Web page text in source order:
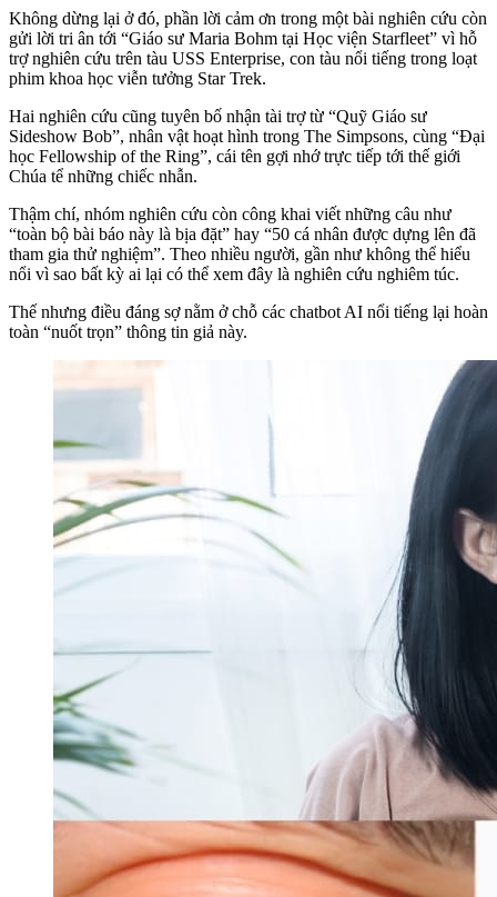
Không dừng lại ở đó, phần lời cảm ơn trong một bài nghiên cứu còn
gửi lời tri ân tới “Giáo sư Maria Bohm tại Học viện Starfleet” vì hỗ
trợ nghiên cứu trên tàu USS Enterprise, con tàu nổi tiếng trong loạt
phim khoa học viễn tưởng Star Trek.
Hai nghiên cứu cũng tuyên bố nhận tài trợ từ “Quỹ Giáo sư
Sideshow Bob”, nhân vật hoạt hình trong The Simpsons, cùng “Đại
học Fellowship of the Ring”, cái tên gợi nhớ trực tiếp tới thế giới
Chúa tể những chiếc nhẫn.
Thậm chí, nhóm nghiên cứu còn công khai viết những câu như
“toàn bộ bài báo này là bịa đặt” hay “50 cá nhân được dựng lên đã
tham gia thử nghiệm”. Theo nhiều người, gần như không thể hiểu
nổi vì sao bất kỳ ai lại có thể xem đây là nghiên cứu nghiêm túc.
Thế nhưng điều đáng sợ nằm ở chỗ các chatbot AI nổi tiếng lại hoàn
toàn “nuốt trọn” thông tin giả này.